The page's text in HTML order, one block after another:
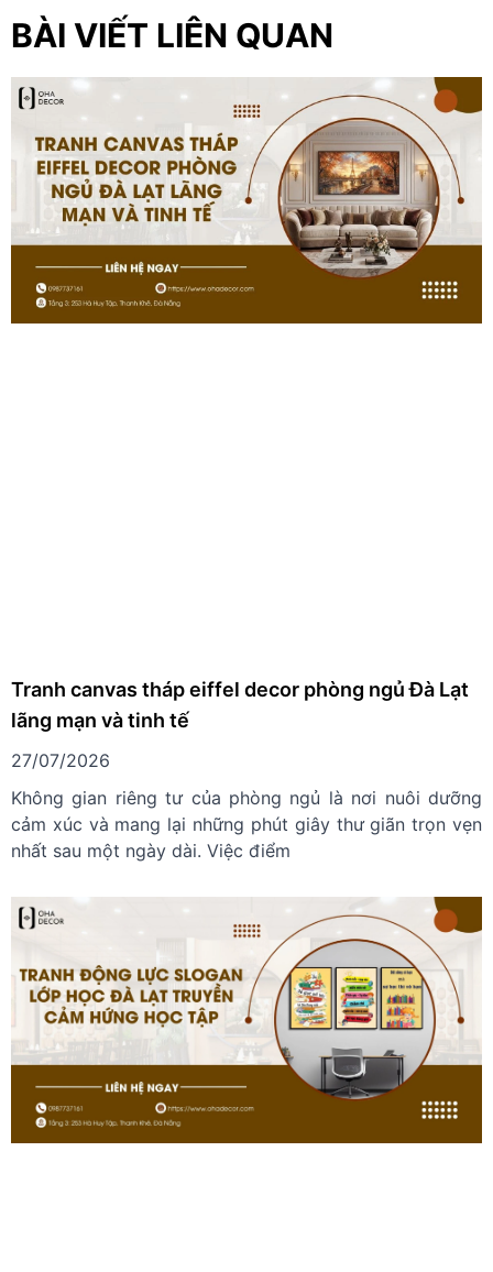
BÀI VIẾT LIÊN QUAN
Tranh canvas tháp eiffel decor phòng ngủ Đà Lạt
lãng mạn và tinh tế
27/07/2026
Không gian riêng tư của phòng ngủ là nơi nuôi dưỡng
cảm xúc và mang lại những phút giây thư giãn trọn vẹn
nhất sau một ngày dài. Việc điểm